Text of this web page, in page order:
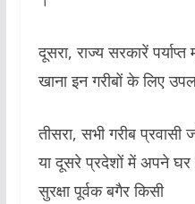
दूसरा, राज्य सरकारें
खाना इन गरीबों के लिए
तीसरा, सभी गरीब
या दूसरे प्रदेशों में अपने
सुरक्षा पूर्वक बगैर किसी